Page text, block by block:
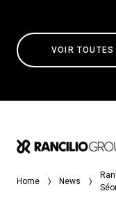
VOIR
Home News